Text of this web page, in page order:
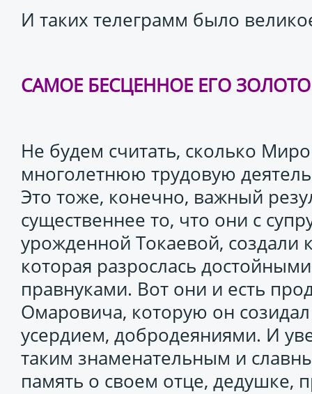
И таких телеграмм было
САМОЕ БЕСЦЕННОЕ ЕГО
Не будем считать, сколько
многолетнюю трудовую
Это тоже, конечно, важный
существеннее то, что они с
урожденной Токаевой, создали
которая разрослась
правнуками. Вот они и есть
Омаровича, которую он
усердием, добродеяниями. И
таким знаменательным и
память о своем отце, дедушке,